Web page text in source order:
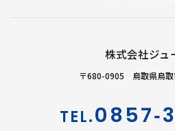
株式会社ジュ
〒680-0905 鳥取県鳥取
TEL.